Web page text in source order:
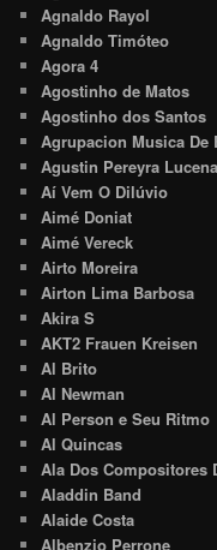
Agnaldo Rayol
Agnaldo Timóteo
Agora 4
Agostinho de Matos
Agostinho dos Santos
Agrupacion Musica De
Agustin Pereyra Lucena
Aí Vem O Dilúvio
Aimé Doniat
Aimé Vereck
Airto Moreira
Airton Lima Barbosa
Akira S
AKT2 Frauen Kreisen
Al Brito
Al Newman
Al Person e Seu Ritmo
Al Quincas
Ala Dos Compositores
Aladdin Band
Alaide Costa
Albenzio Perrone